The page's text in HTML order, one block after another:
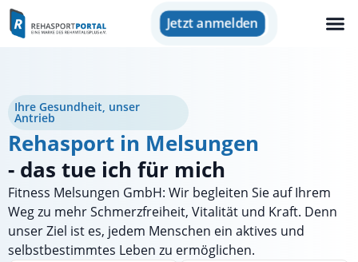
Jetzt anmelden
Ihre Gesundheit, unser
Antrieb
Rehasport in Melsungen
- das tue ich für mich
Fitness Melsungen GmbH: Wir begleiten Sie auf Ihrem
Weg zu mehr Schmerzfreiheit, Vitalität und Kraft. Denn
unser Ziel ist es, jedem Menschen ein aktives und
selbstbestimmtes Leben zu ermöglichen.